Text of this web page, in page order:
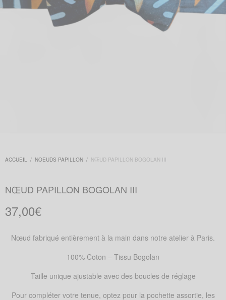
ACCUEIL / NOEUDS PAPILLON / NŒUD PAPILLON BOGOLAN III
NŒUD PAPILLON BOGOLAN III
37,00€
Nœud fabriqué entièrement à la main dans notre atelier à Paris.
100% Coton – Tissu Bogolan
Taille unique ajustable avec des boucles de réglage
Pour compléter votre tenue, optez pour la pochette assortie, les